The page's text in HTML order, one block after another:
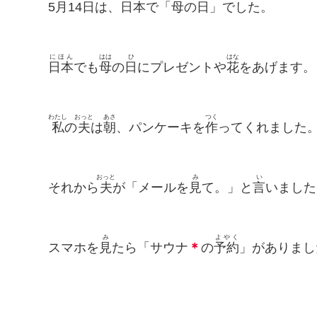
5 月 14日 は、 日本で「 母の日 」でした。
日本
にほん
でも母
はは
の日
ひ
にプレゼントや花
はな
をあげます。
私
わたし
の夫
おっと
は朝
あさ
、パンケーキを作
つく
ってくれました。
それから 夫
おっと
が「メールを 見
み
て。」と 言
い
いました
スマホを 見
み
たら「サウナ ＊ の予約
よやく
」がありまし